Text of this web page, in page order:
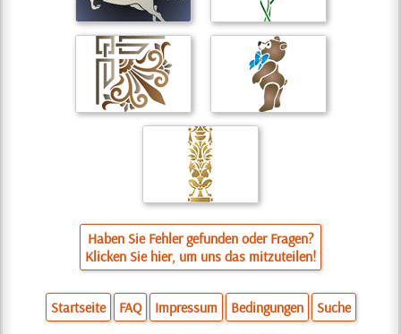
Haben Sie Fehler gefunden oder Fragen?
Klicken Sie hier, um uns das mitzuteilen!
Startseite FAQ Impressum Bedingungen Suche